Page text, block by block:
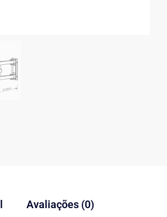
Avaliações (0)